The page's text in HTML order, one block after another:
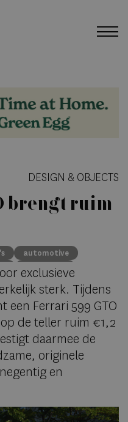
DESIGN & OBJECTS
brengt ruim
automotive
BH Auction
exclusieve
sterk. Tijdens
een Ferrari 599 GTO
de teller ruim €1,2
daarmee de
originele
en